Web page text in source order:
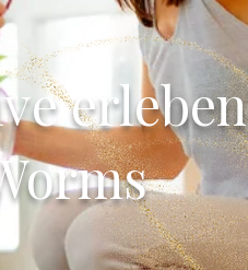
erleben